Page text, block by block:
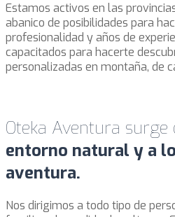
Estamos activos en las
abanico de posibilidades para
profesionalidad y años de
capacitados para hacerte
personalizadas en montaña, de
Oteka Aventura surge
entorno natural y a
aventura.
Nos dirigimos a todo tipo de